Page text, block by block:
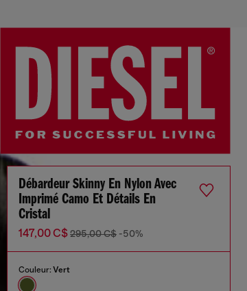
Débardeur Skinny En Nylon Avec
Imprimé Camo Et Détails En
Cristal
147,00 C$295,00 C$ -50%
Couleur: Vert